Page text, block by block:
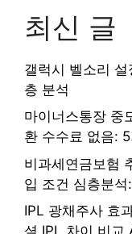
최신 글
갤럭시 벨소리
층 분석
마이너스통장 중
환 수수료 없음:
비과세연금보험
입 조건 심층분
IPL 광채주사 효